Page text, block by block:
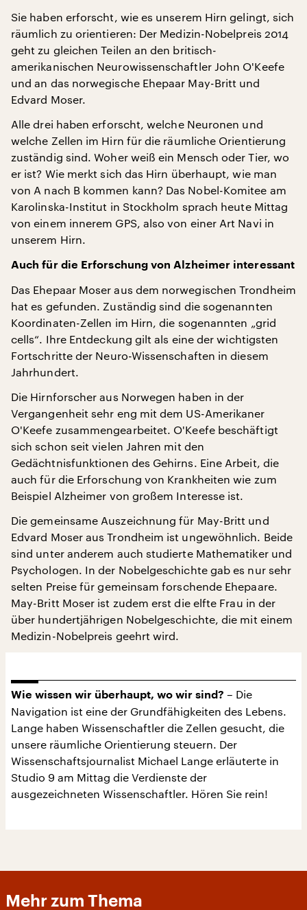
Sie haben erforscht, wie es unserem Hirn gelingt, sich
räumlich zu orientieren: Der Medizin-Nobelpreis 2014
geht zu gleichen Teilen an den britisch-
amerikanischen Neurowissenschaftler John O'Keefe
und an das norwegische Ehepaar May-Britt und
Edvard Moser.
Alle drei haben erforscht, welche Neuronen und
welche Zellen im Hirn für die räumliche Orientierung
zuständig sind. Woher weiß ein Mensch oder Tier, wo
er ist? Wie merkt sich das Hirn überhaupt, wie man
von A nach B kommen kann? Das Nobel-Komitee am
Karolinska-Institut in Stockholm sprach heute Mittag
von einem innerem GPS, also von einer Art Navi in
unserem Hirn.
Auch für die Erforschung von Alzheimer interessant
Das Ehepaar Moser aus dem norwegischen Trondheim
hat es gefunden. Zuständig sind die sogenannten
Koordinaten-Zellen im Hirn, die sogenannten „grid
cells“. Ihre Entdeckung gilt als eine der wichtigsten
Fortschritte der Neuro-Wissenschaften in diesem
Jahrhundert.
Die Hirnforscher aus Norwegen haben in der
Vergangenheit sehr eng mit dem US-Amerikaner
O'Keefe zusammengearbeitet. O'Keefe beschäftigt
sich schon seit vielen Jahren mit den
Gedächtnisfunktionen des Gehirns. Eine Arbeit, die
auch für die Erforschung von Krankheiten wie zum
Beispiel Alzheimer von großem Interesse ist.
Die gemeinsame Auszeichnung für May-Britt und
Edvard Moser aus Trondheim ist ungewöhnlich. Beide
sind unter anderem auch studierte Mathematiker und
Psychologen. In der Nobelgeschichte gab es nur sehr
selten Preise für gemeinsam forschende Ehepaare.
May-Britt Moser ist zudem erst die elfte Frau in der
über hundertjährigen Nobelgeschichte, die mit einem
Medizin-Nobelpreis geehrt wird.
Wie wissen wir überhaupt, wo wir sind? – Die
Navigation ist eine der Grundfähigkeiten des Lebens.
Lange haben Wissenschaftler die Zellen gesucht, die
unsere räumliche Orientierung steuern. Der
Wissenschaftsjournalist Michael Lange erläuterte in
Studio 9 am Mittag die Verdienste der
ausgezeichneten Wissenschaftler. Hören Sie rein!
Mehr zum Thema